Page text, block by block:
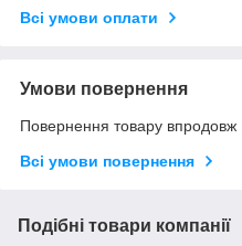
Всі умови оплати
Умови повернення
Повернення товару впродовж
Всі умови повернення
Подібні товари компанії